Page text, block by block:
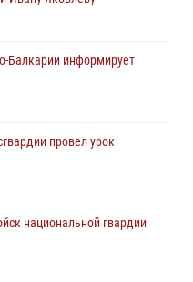
Балкарии информирует
провел урок
национальной гвардии